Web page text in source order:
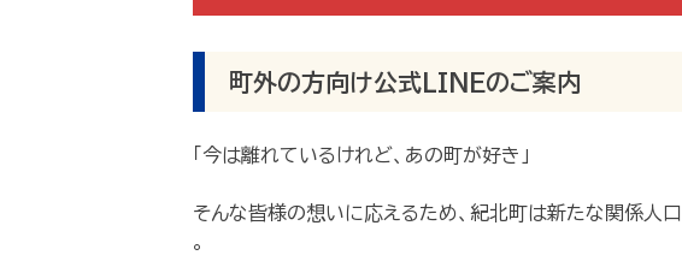
町外の方向け公式LINEのご案内
「今は離れているけれど、あの町が好き」
そんな皆様の想いに応えるため、紀北町は新たな関係人
。